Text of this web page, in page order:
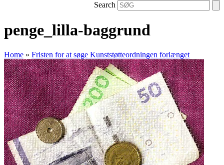
Search
penge_lilla-baggrund
Home » Fristen for at søge Kunststøtteordningen forlænget